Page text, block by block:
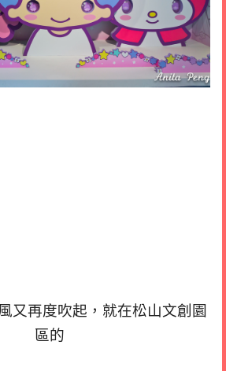
又再度吹起，就在松山文創園
區的